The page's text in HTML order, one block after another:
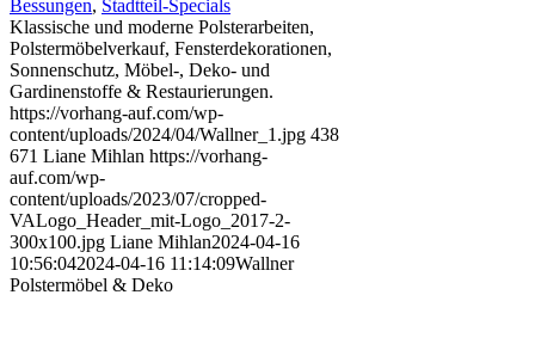
Bessungen, Stadtteil-Specials
Klassische und moderne Polsterarbeiten,
Polstermöbelverkauf, Fensterdekorationen,
Sonnenschutz, Möbel-, Deko- und
Gardinenstoffe & Restaurierungen.
https://vorhang-auf.com/wp-
content/uploads/2024/04/Wallner_1.jpg 438
671 Liane Mihlan https://vorhang-
auf.com/wp-
content/uploads/2023/07/cropped-
VALogo_Header_mit-Logo_2017-2-
300x100.jpg Liane Mihlan2024-04-16
10:56:042024-04-16 11:14:09Wallner
Polstermöbel & Deko